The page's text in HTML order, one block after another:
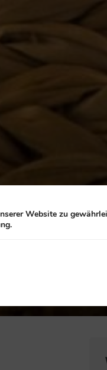
Website zu